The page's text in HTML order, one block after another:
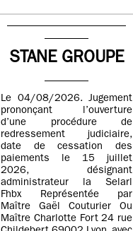
STANE GROUPE
Le 04/08/2026. Jugement
prononçant l’ouverture
d’une procédure de
redressement judiciaire,
date de cessation des
paiements le 15 juillet
2026, désignant
administrateur la Selarl
Fhbx Représentée par
Maître Gaël Couturier Ou
Maître Charlotte Fort 24 rue